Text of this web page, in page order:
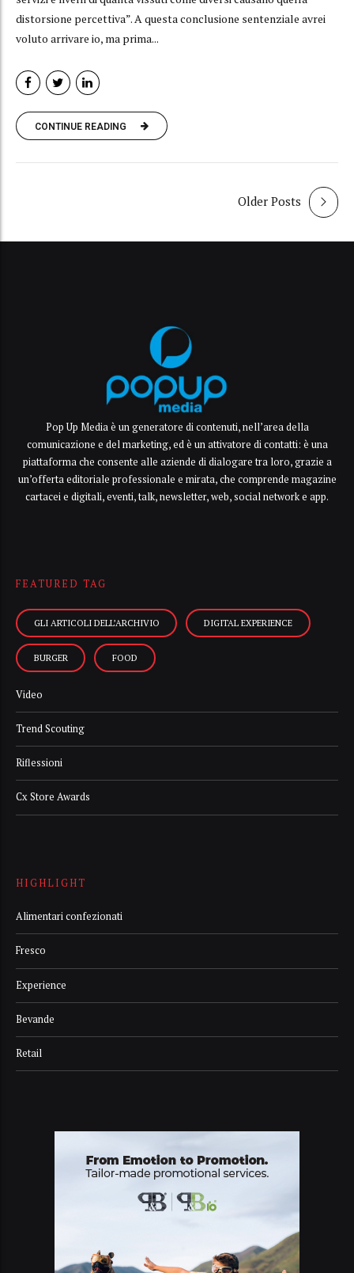
distorsione percettiva”. A questa conclusione sentenziale avrei
voluto arrivare io, ma prima...
CONTINUE READING
Older Posts
Pop Up Media è un generatore di contenuti, nell’area della
comunicazione e del marketing, ed è un attivatore di contatti: è una
piattaforma che consente alle aziende di dialogare tra loro, grazie a
un’offerta editoriale professionale e mirata, che comprende magazine
cartacei e digitali, eventi, talk, newsletter, web, social network e app.
FEATURED TAG
GLI ARTICOLI DELL’ARCHIVIO DIGITAL EXPERIENCE
BURGER FOOD
Video
Trend Scouting
Riflessioni
Cx Store Awards
HIGHLIGHT
Alimentari confezionati
Fresco
Experience
Bevande
Retail